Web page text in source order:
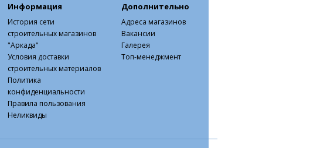
Информация
История сети
строительных магазинов
"Аркада"
Условия доставки
строительных материалов
Политика
конфиденциальности
Правила пользования
Неликвиды
Дополнительно
Адреса магазинов
Вакансии
Галерея
Топ-менеджмент